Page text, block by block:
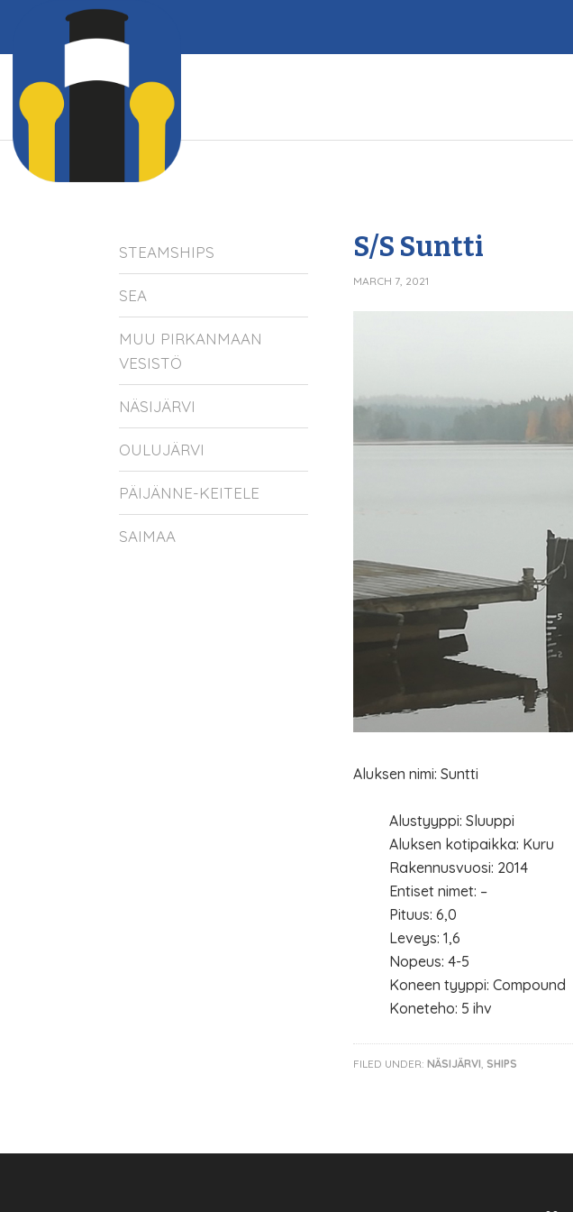
S/S Suntti
MARCH 7, 2021
Aluksen nimi: Suntti
Alustyyppi: Sluuppi
Aluksen kotipaikka: Kuru
Rakennusvuosi: 2014
Entiset nimet: –
Pituus: 6,0
Leveys: 1,6
Nopeus: 4-5
Koneen tyyppi: Compound
Koneteho: 5 ihv
FILED UNDER: NÄSIJÄRVI SHIPS
STEAMSHIPS
SEA
MUU PIRKANMAAN
VESISTÖ
NÄSIJÄRVI
OULUJÄRVI
PÄIJÄNNE-KEITELE
SAIMAA